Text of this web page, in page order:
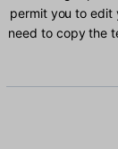
permit you to edit
need to copy the